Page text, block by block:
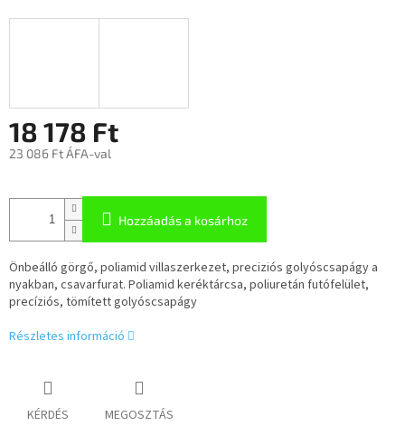
18 178 Ft
23 086 Ft ÁFA-val
Hozzáadás a kosárhoz
Önbeálló görgő, poliamid villaszerkezet, preciziós golyóscsapágy a
nyakban, csavarfurat. Poliamid keréktárcsa, poliuretán futófelület,
precíziós, tömített golyóscsapágy
Részletes információ
KÉRDÉS MEGOSZTÁS